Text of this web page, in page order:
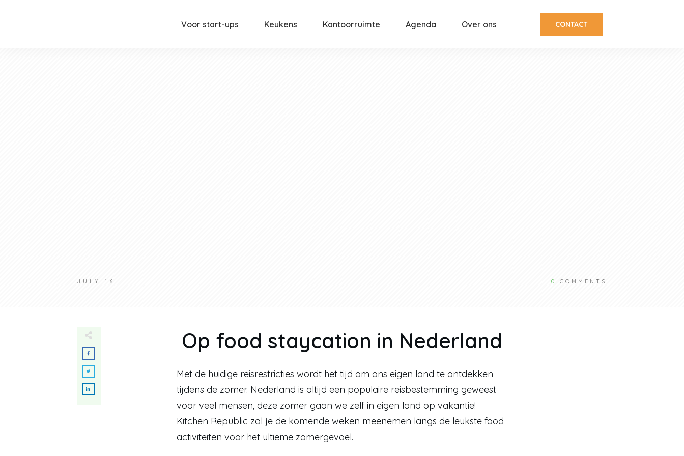
Voor start-ups Keukens Kantoorruimte Agenda Over ons CONTACT
JULY 16 0 COMMENTS
Op food staycation in Nederland
Met de huidige reisrestricties wordt het tijd om ons eigen land te ontdekken
tijdens de zomer. Nederland is altijd een populaire reisbestemming geweest
voor veel mensen, deze zomer gaan we zelf in eigen land op vakantie!
Kitchen Republic zal je de komende weken meenemen langs de leukste food
activiteiten voor het ultieme zomergevoel.